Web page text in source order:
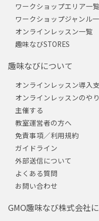
ワークショップエリア一覧
ワークショップジャンル
オンラインレッスン一覧
趣味なびSTORES
趣味なびについて
オンラインレッスン導入
オンラインレッスンのや
主催する
教室運営者の方へ
免責事項／利用規約
ガイドライン
外部送信について
よくある質問
お問い合わせ
GMO趣味なび株式会社